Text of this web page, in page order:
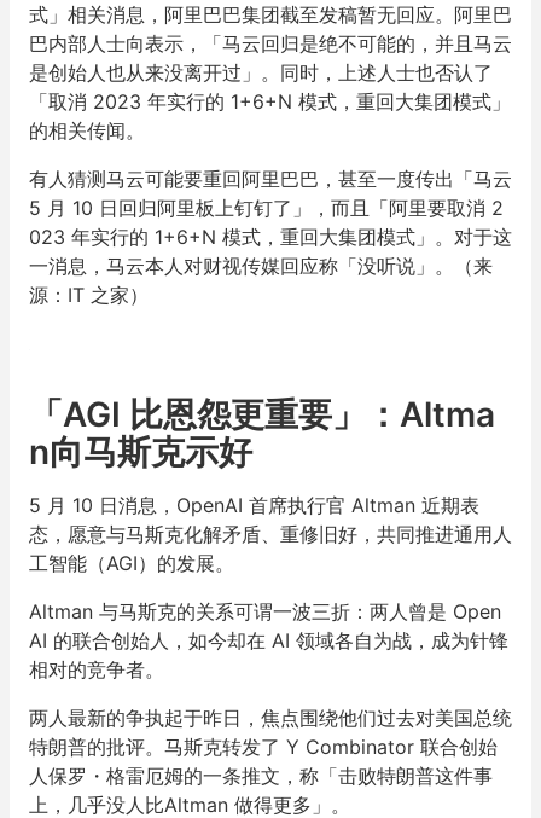
式」相关消息，阿里巴巴集团截至发稿暂无回应。阿里巴
巴内部人士向表示，「马云回归是绝不可能的，并且马云
是创始人也从来没离开过」。同时，上述人士也否认了
「取消 2023 年实行的 1+6+N 模式，重回大集团模式」
的相关传闻。
有人猜测马云可能要重回阿里巴巴，甚至一度传出「马云
5 月 10 日回归阿里板上钉钉了」，而且「阿里要取消 2
023 年实行的 1+6+N 模式，重回大集团模式」。对于这
一消息，马云本人对财视传媒回应称「没听说」。（来
源：IT 之家）
「AGI 比恩怨更重要」：Altma
n向马斯克示好
5 月 10 日消息，OpenAI 首席执行官 Altman 近期表
态，愿意与马斯克化解矛盾、重修旧好，共同推进通用人
工智能（AGI）的发展。
Altman 与马斯克的关系可谓一波三折：两人曾是 Open
AI 的联合创始人，如今却在 AI 领域各自为战，成为针锋
相对的竞争者。
两人最新的争执起于昨日，焦点围绕他们过去对美国总统
特朗普的批评。马斯克转发了 Y Combinator 联合创始
人保罗・格雷厄姆的一条推文，称「击败特朗普这件事
上，几乎没人比Altman 做得更多」。